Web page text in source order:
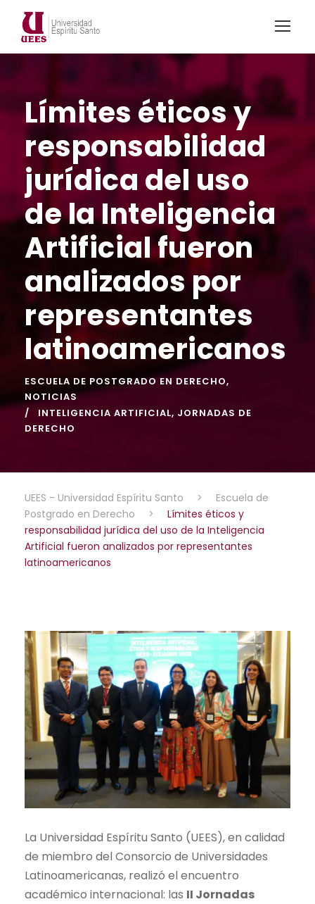
Límites éticos y
responsabilidad
jurídica del uso
de la Inteligencia
Artificial fueron
analizados por
representantes
latinoamericanos
ESCUELA DE POSTGRADO EN DERECHO,
NOTICIAS
INTELIGENCIA ARTIFICIAL, JORNADAS DE
DERECHO
UEES - Universidad Espíritu Santo >
Escuela de
Postgrado en Derecho
>
Límites éticos y
responsabilidad jurídica del uso de la Inteligencia
Artificial fueron analizados por representantes
latinoamericanos
La Universidad Espíritu Santo (UEES), en calidad
de miembro del Consorcio de Universidades
Latinoamericanas, realizó el encuentro
académico internacional: las II Jornadas